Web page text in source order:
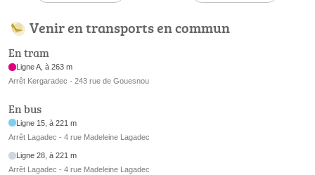
Venir en transports en commun
En tram
Ligne A, à 263 m
Arrêt Kergaradec - 243 rue de Gouesnou
En bus
Ligne 15, à 221 m
Arrêt Lagadec - 4 rue Madeleine Lagadec
Ligne 28, à 221 m
Arrêt Lagadec - 4 rue Madeleine Lagadec